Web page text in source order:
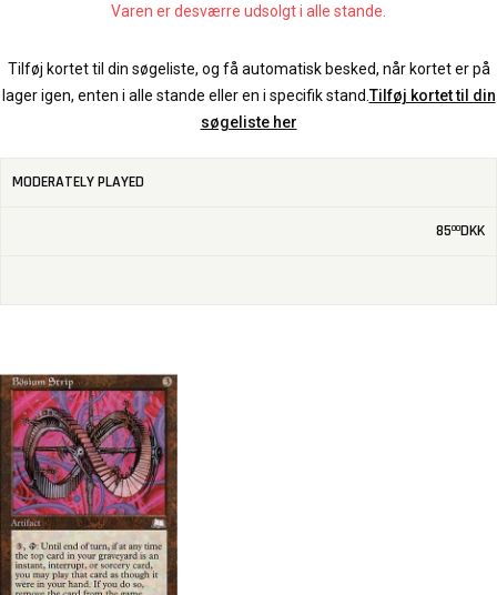
Varen er desværre udsolgt i alle stande.
Tilføj kortet til din søgeliste, og få automatisk besked, når kortet er på
lager igen, enten i alle stande eller en i specifik stand. Tilføj kortet til din
søgeliste her
MODERATELY PLAYED
8500DKK